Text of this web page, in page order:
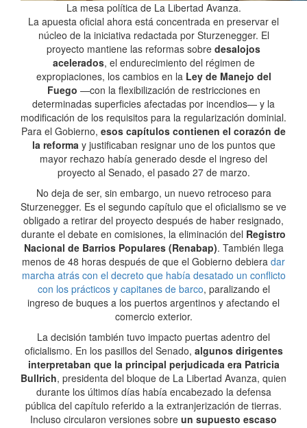
La mesa política de La Libertad Avanza.
La apuesta oficial ahora está concentrada en preservar el
núcleo de la iniciativa redactada por Sturzenegger. El
proyecto mantiene las reformas sobre desalojos
acelerados, el endurecimiento del régimen de
expropiaciones, los cambios en laLey de Manejo del
Fuego —con la flexibilización de restricciones en
determinadas superficies afectadas por incendios— y la
modificación de los requisitos para la regularización dominial.
Para el Gobierno, esos capítulos contienen el corazón de
la reforma y justificaban resignar uno de los puntos que
mayor rechazo había generado desde el ingreso del
proyecto al Senado, el pasado 27 de marzo.
No deja de ser, sin embargo, un nuevo retroceso para
Sturzenegger. Es el segundo capítulo que el oficialismo se ve
obligado a retirar del proyecto después de haber resignado,
durante el debate en comisiones, la eliminación del Registro
Nacional de Barrios Populares (Renabap). También llega
menos de 48 horas después de que el Gobierno debiera dar
marcha atrás con el decreto que había desatado un conflicto
con los prácticos y capitanes de barco, paralizando el
ingreso de buques a los puertos argentinos y afectando el
comercio exterior.
La decisión también tuvo impacto puertas adentro del
oficialismo. En los pasillos del Senado, algunos dirigentes
interpretaban que la principal perjudicada era Patricia
Bullrich, presidenta del bloque de La Libertad Avanza, quien
durante los últimos días había encabezado la defensa
pública del capítulo referido a la extranjerización de tierras.
Incluso circularon versiones sobre un supuesto escaso